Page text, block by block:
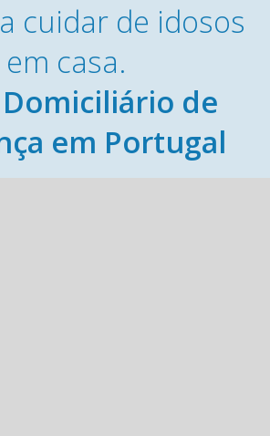
cuidar de idosos
em casa.
de
em Portugal